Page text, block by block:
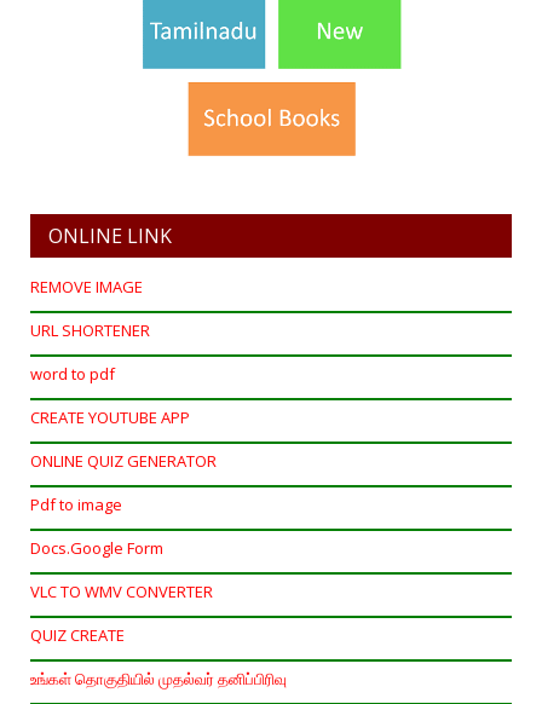
ONLINE LINK
REMOVE IMAGE
URL SHORTENER
word to pdf
CREATE YOUTUBE APP
ONLINE QUIZ GENERATOR
Pdf to image
Docs.Google Form
VLC TO WMV CONVERTER
QUIZ CREATE
உங்கள் தொகுதியில் முதல்வர் தனிப்பிரிவு